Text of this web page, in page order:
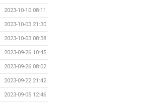
2023-10-10 08:11
2023-10-03 21:30
2023-10-03 08:38
2023-09-26 10:45
2023-09-26 08:02
2023-09-22 21:42
2023-09-05 12:46